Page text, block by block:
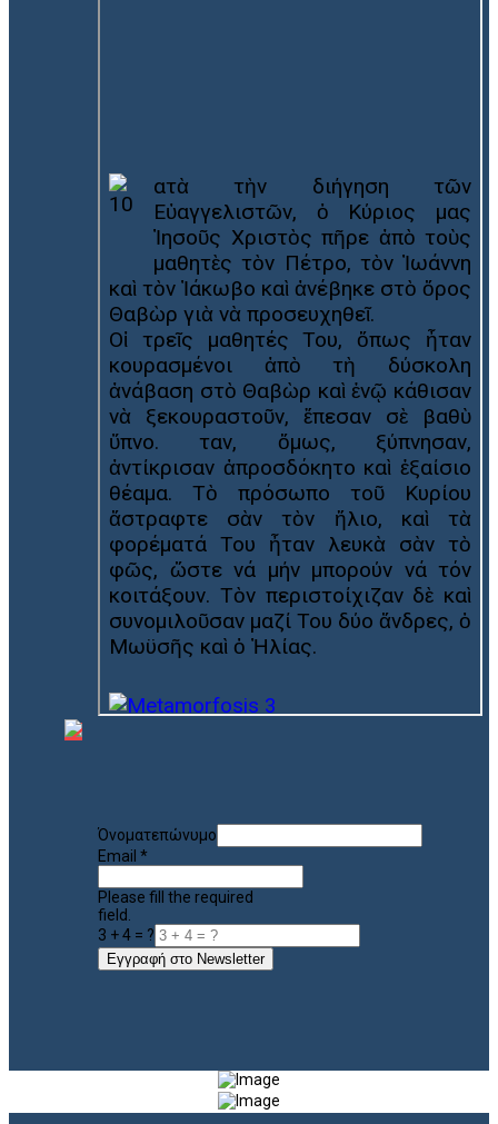
Όνοματεπώνυμο
Email *
Please fill the required
field.
3 + 4 = ?
Εγγραφή στο Newsletter